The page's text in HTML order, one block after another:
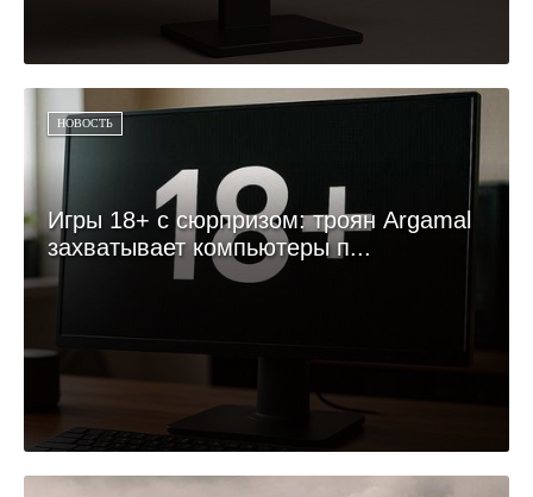
НОВОСТЬ
Игры 18+ с сюрпризом: троян Argamal
захватывает компьютеры п...